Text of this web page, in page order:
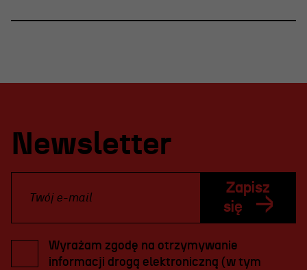
Newsletter
Zapisz
się
Wyrażam zgodę na otrzymywanie
informacji drogą elektroniczną (w tym